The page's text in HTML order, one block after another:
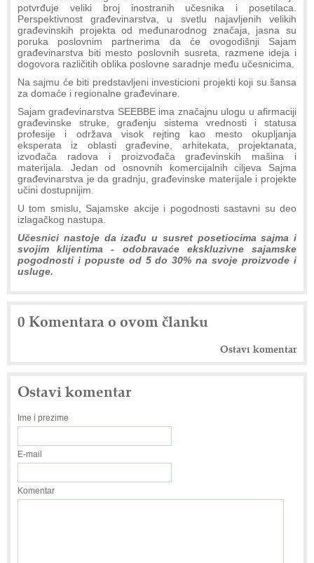
potvrđuje veliki broj inostranih učesnika i posetilaca.
Perspektivnost građevinarstva, u svetlu najavljenih velikih
građevinskih projekta od međunarodnog značaja, jasna su
poruka poslovnim partnerima da će ovogodišnji Sajam
građevinarstva biti mesto poslovnih susreta, razmene ideja i
dogovora različitih oblika poslovne saradnje među učesnicima.
Na sajmu će biti predstavljeni investicioni projekti koji su šansa
za domaće i regionalne građevinare.
Sajam građevinarstva SEEBBE ima značajnu ulogu u afirmaciji
građevinske struke, građenju sistema vrednosti i statusa
profesije i održava visok rejting kao mesto okupljanja
eksperata iz oblasti građevine, arhitekata, projektanata,
izvođača radova i proizvođača građevinskih mašina i
materijala. Jedan od osnovnih komercijalnih ciljeva Sajma
građevinarstva je da gradnju, građevinske materijale i projekte
učini dostupnijim.
U tom smislu, Sajamske akcije i pogodnosti sastavni su deo
izlagačkog nastupa.
Učesnici nastoje da izađu u susret posetiocima sajma i
svojim klijentima - odobravaće ekskluzivne sajamske
pogodnosti i popuste od 5 do 30% na svoje proizvode i
usluge.
0 Komentara o ovom članku
Ostavi komentar
Ostavi komentar
Ime i prezime
E-mail
Komentar